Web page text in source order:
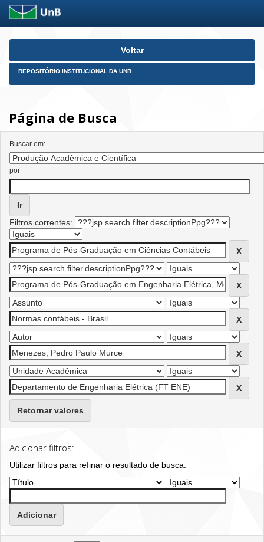
Skip
Voltar
REPOSITÓRIO INSTITUCIONAL DA UNB
Página de Busca
Buscar em:
por
Filtros correntes:
Retornar valores
Adicionar filtros:
Utilizar filtros para refinar o resultado de busca.